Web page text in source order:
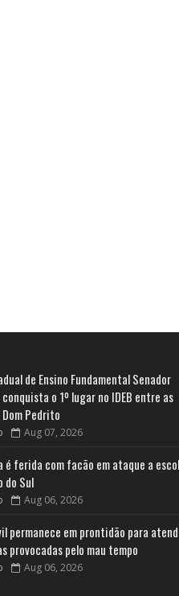
de Ensino Fundamental Senador
o 1º lugar no IDEB entre as
Pedrito
Aug 07, 2026
é ferida com facão em ataque a
do Sul
Aug 06, 2026
permanece em prontidão para
provocadas pelo mau tempo
Aug 06, 2026